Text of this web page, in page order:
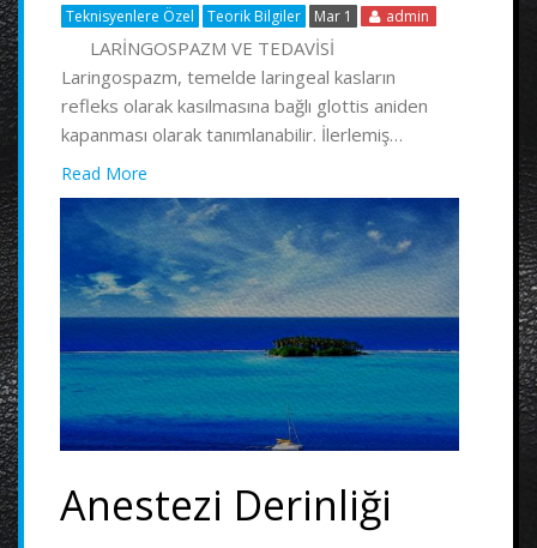
Teknisyenlere Özel Teorik Bilgiler Mar 1 admin
LARİNGOSPAZM VE TEDAVİSİ
Laringospazm, temelde laringeal kasların
refleks olarak kasılmasına bağlı glottis aniden
kapanması olarak tanımlanabilir. İlerlemiş…
Read More
Anestezi Derinliği